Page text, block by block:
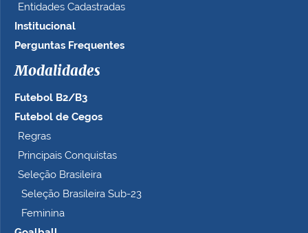
a
n
o
o
m
e
t
Entidades Cadastradas
Institucional
Perguntas Frequentes
Modalidades
Futebol B2/B3
Futebol de Cegos
Regras
Principais Conquistas
Seleção Brasileira
Seleção Brasileira Sub-23
Feminina